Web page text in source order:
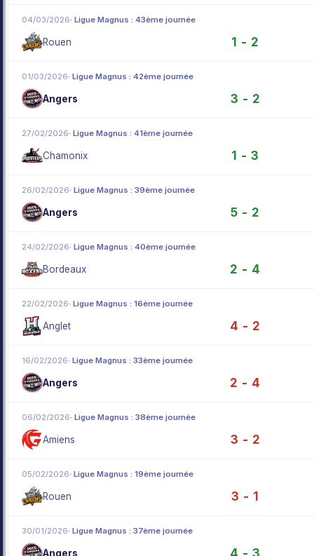
04/03/2026· Ligue Magnus : 43ème journée
Rouen 1 - 2
01/03/2026· Ligue Magnus : 42ème journée
Angers 3 - 2
27/02/2026· Ligue Magnus : 41ème journée
Chamonix 1 - 3
26/02/2026· Ligue Magnus : 39ème journée
Angers 5 - 2
24/02/2026· Ligue Magnus : 40ème journée
Bordeaux 2 - 4
22/02/2026· Ligue Magnus : 16ème journée
Anglet 4 - 2
16/02/2026· Ligue Magnus : 33ème journée
Angers 2 - 4
06/02/2026· Ligue Magnus : 38ème journée
Amiens 3 - 2
05/02/2026· Ligue Magnus : 19ème journée
Rouen 3 - 1
30/01/2026· Ligue Magnus : 37ème journée
Angers 4 - 3